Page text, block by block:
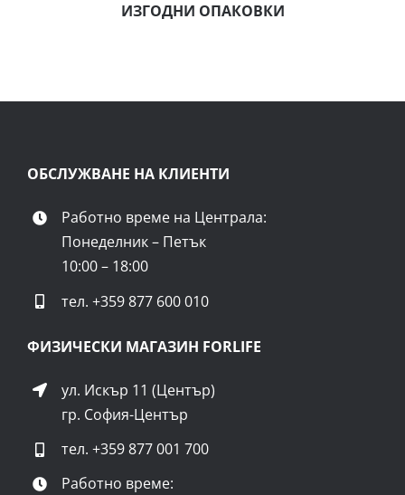
ИЗГОДНИ ОПАКОВКИ
ОБСЛУЖВАНЕ НА КЛИЕНТИ
Работно време на Централа:
Понеделник – Петък
10:00 – 18:00
тел.+359 877 600 010
ФИЗИЧЕСКИ МАГАЗИН FORLIFE
ул. Искър 11 (Център)
гр. София-Център
тел.+359 877 001 700
Работно време: